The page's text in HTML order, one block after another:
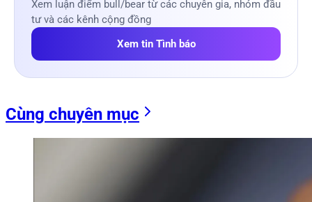
Xem luận điểm bull/bear từ các chuyên gia, nhóm đầu
tư và các kênh cộng đồng
Xem tin Tình báo
Cùng chuyên mục